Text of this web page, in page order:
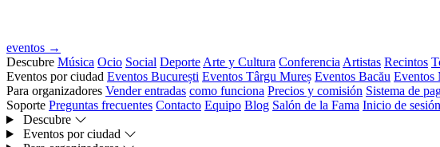
eventos →
Descubre Música Ocio Social Deporte Arte y Cultura Conferencia Artistas Recintos
Eventos por ciudad Eventos București Eventos Târgu Mureș Eventos Bacău Eventos
Para organizadores Vender entradas como funciona Precios y comisión Sistema de
Soporte Preguntas frecuentes Contacto Equipo Blog Salón de la Fama Inicio de
Descubre
Eventos por ciudad